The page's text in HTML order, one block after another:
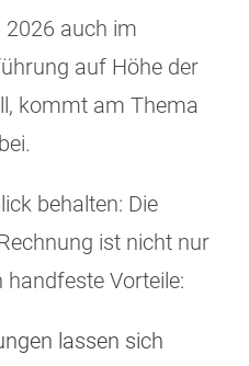
2026 auch im
auf Höhe der
kommt am Thema
behalten: Die
ist nicht nur
Vorteile:
lassen sich